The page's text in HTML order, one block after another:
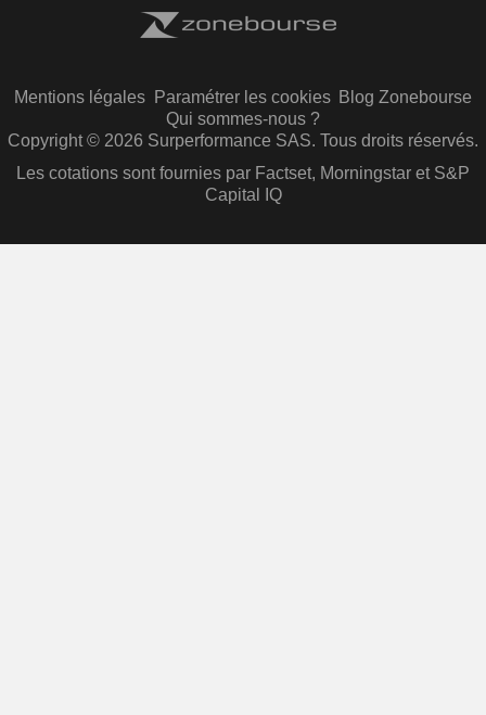
Mentions légales Paramétrer les cookies Blog Zonebourse
Qui sommes-nous ?
Copyright © 2026 Surperformance SAS. Tous droits réservés.
Les cotations sont fournies par Factset, Morningstar et S&P
Capital IQ